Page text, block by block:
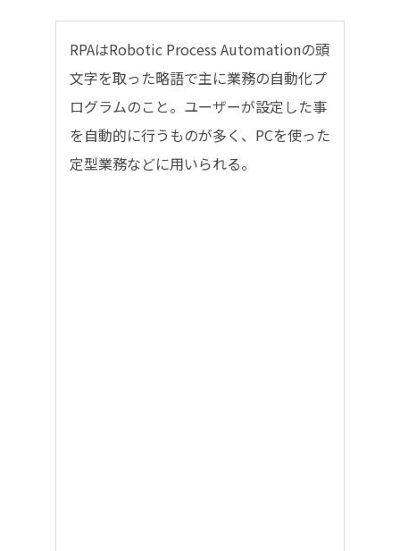
RPAはRobotic Process Automationの頭
文字を取った略語で主に業務の自動化プ
ログラムのこと。ユーザーが設定した事
を自動的に行うものが多く、PCを使った
定型業務などに用いられる。